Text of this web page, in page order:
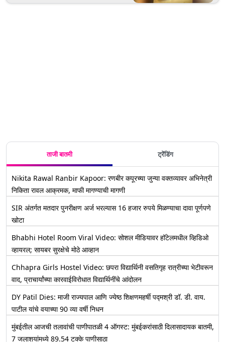
ताजी बातमी ट्रेंडिंग
Nikita Rawal Ranbir Kapoor: रणबीर कपूरच्या जुन्या वक्तव्यावर अभिनेत्री
निकिता रावल आक्रमक, माफी मागण्याची मागणी
SIR अंतर्गत मतदार पुनरीक्षण अर्ज भरल्यास 16 हजार रुपये मिळण्याचा दावा पूर्णपणे
खोटा
Bhabhi Hotel Room Viral Video: सोशल मीडियावर हॉटेलमधील व्हिडिओ
व्हायरल; सायबर सुरक्षेचे मोठे आव्हान
Chhapra Girls Hostel Video: छपरा विद्यार्थिनी वसतिगृह रात्रीच्या भेटीवरून
वाद, प्राचार्यांच्या कारवाईविरोधात विद्यार्थिनींचे आंदोलन
DY Patil Dies: माजी राज्यपाल आणि ज्येष्ठ शिक्षणमहर्षी पद्मश्री डॉ. डी. वाय.
पाटील यांचे वयाच्या 90 व्या वर्षी निधन
मुंबईतील आजची तलावांची पाणीपातळी 4 ऑगस्ट: मुंबईकरांसाठी दिलासादायक बातमी,
7 जलाशयांमध्ये 89.54 टक्के पाणीसाठा